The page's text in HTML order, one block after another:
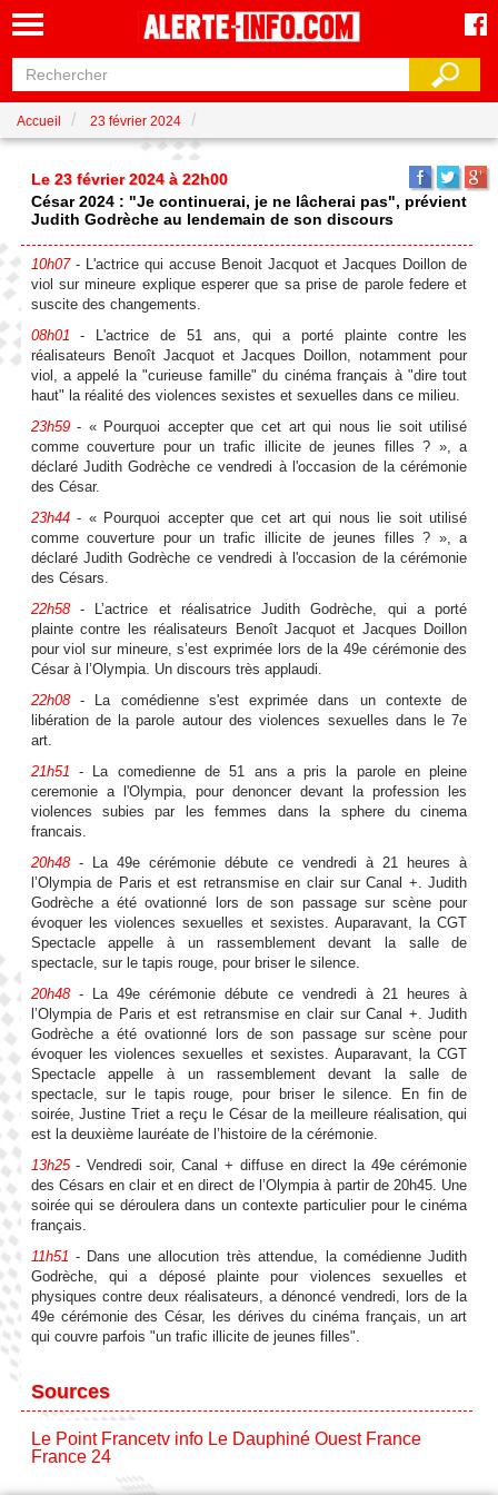
Accueil 23 février 2024
Le 23 février 2024 à 22h00
César 2024 : "Je continuerai, je ne lâcherai pas", prévient
Judith Godrèche au lendemain de son discours
10h07- L'actrice qui accuse Benoit Jacquot et Jacques Doillon de
viol sur mineure explique esperer que sa prise de parole federe et
suscite des changements.
08h01 - L'actrice de 51 ans, qui a porté plainte contre les
réalisateurs Benoît Jacquot et Jacques Doillon, notamment pour
viol, a appelé la "curieuse famille" du cinéma français à "dire tout
haut" la réalité des violences sexistes et sexuelles dans ce milieu.
23h59- « Pourquoi accepter que cet art qui nous lie soit utilisé
comme couverture pour un trafic illicite de jeunes filles ? », a
déclaré Judith Godrèche ce vendredi à l'occasion de la cérémonie
des César.
23h44- « Pourquoi accepter que cet art qui nous lie soit utilisé
comme couverture pour un trafic illicite de jeunes filles ? », a
déclaré Judith Godrèche ce vendredi à l'occasion de la cérémonie
des Césars.
22h58- L’actrice et réalisatrice Judith Godrèche, qui a porté
plainte contre les réalisateurs Benoît Jacquot et Jacques Doillon
pour viol sur mineure, s’est exprimée lors de la 49e cérémonie des
César à l’Olympia. Un discours très applaudi.
22h08- La comédienne s'est exprimée dans un contexte de
libération de la parole autour des violences sexuelles dans le 7e
art.
21h51 - La comedienne de 51 ans a pris la parole en pleine
ceremonie a l'Olympia, pour denoncer devant la profession les
violences subies par les femmes dans la sphere du cinema
francais.
20h48- La 49e cérémonie débute ce vendredi à 21 heures à
l’Olympia de Paris et est retransmise en clair sur Canal +. Judith
Godrèche a été ovationné lors de son passage sur scène pour
évoquer les violences sexuelles et sexistes. Auparavant, la CGT
Spectacle appelle à un rassemblement devant la salle de
spectacle, sur le tapis rouge, pour briser le silence.
20h48- La 49e cérémonie débute ce vendredi à 21 heures à
l’Olympia de Paris et est retransmise en clair sur Canal +. Judith
Godrèche a été ovationné lors de son passage sur scène pour
évoquer les violences sexuelles et sexistes. Auparavant, la CGT
Spectacle appelle à un rassemblement devant la salle de
spectacle, sur le tapis rouge, pour briser le silence. En fin de
soirée, Justine Triet a reçu le César de la meilleure réalisation, qui
est la deuxième lauréate de l’histoire de la cérémonie.
13h25- Vendredi soir, Canal + diffuse en direct la 49e cérémonie
des Césars en clair et en direct de l’Olympia à partir de 20h45. Une
soirée qui se déroulera dans un contexte particulier pour le cinéma
français.
11h51 - Dans une allocution très attendue, la comédienne Judith
Godrèche, qui a déposé plainte pour violences sexuelles et
physiques contre deux réalisateurs, a dénoncé vendredi, lors de la
49e cérémonie des César, les dérives du cinéma français, un art
qui couvre parfois "un trafic illicite de jeunes filles".
Sources
Le Point Francetv info Le Dauphiné Ouest France
France 24